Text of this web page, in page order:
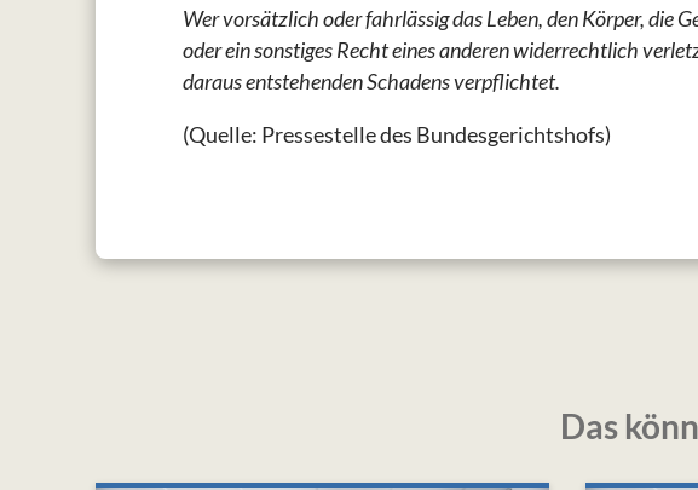
Wer vorsätzlich oder fahrlässig das Leben, den Körper, die
oder ein sonstiges Recht eines anderen widerrechtlich
daraus entstehenden Schadens verpflichtet.
(Quelle: Pressestelle des Bundesgerichtshofs)
Das